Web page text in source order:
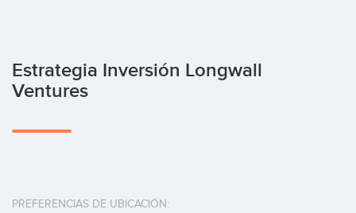
Estrategia Inversión Longwall
Ventures
PREFERENCIAS DE UBICACIÓN: